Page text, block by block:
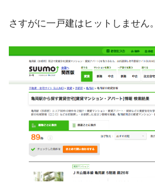
さすがに一戸建はヒットしません。